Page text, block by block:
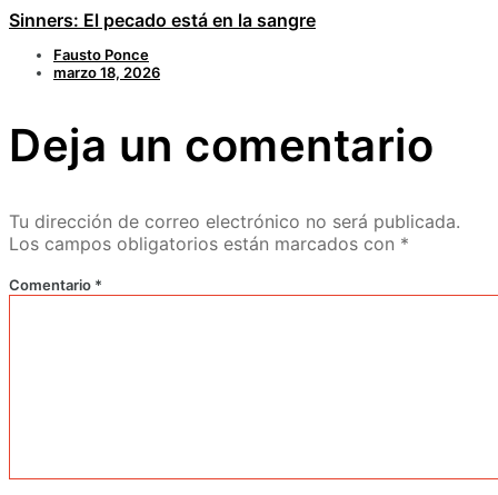
Sinners: El pecado está en la sangre
Fausto Ponce
marzo 18, 2026
Deja un comentario
Tu dirección de correo electrónico no será publicada.
Los campos obligatorios están marcados con *
Comentario *